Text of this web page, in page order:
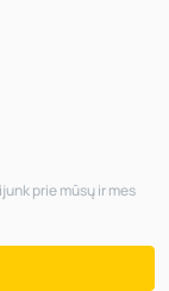
prie mūsų ir mes